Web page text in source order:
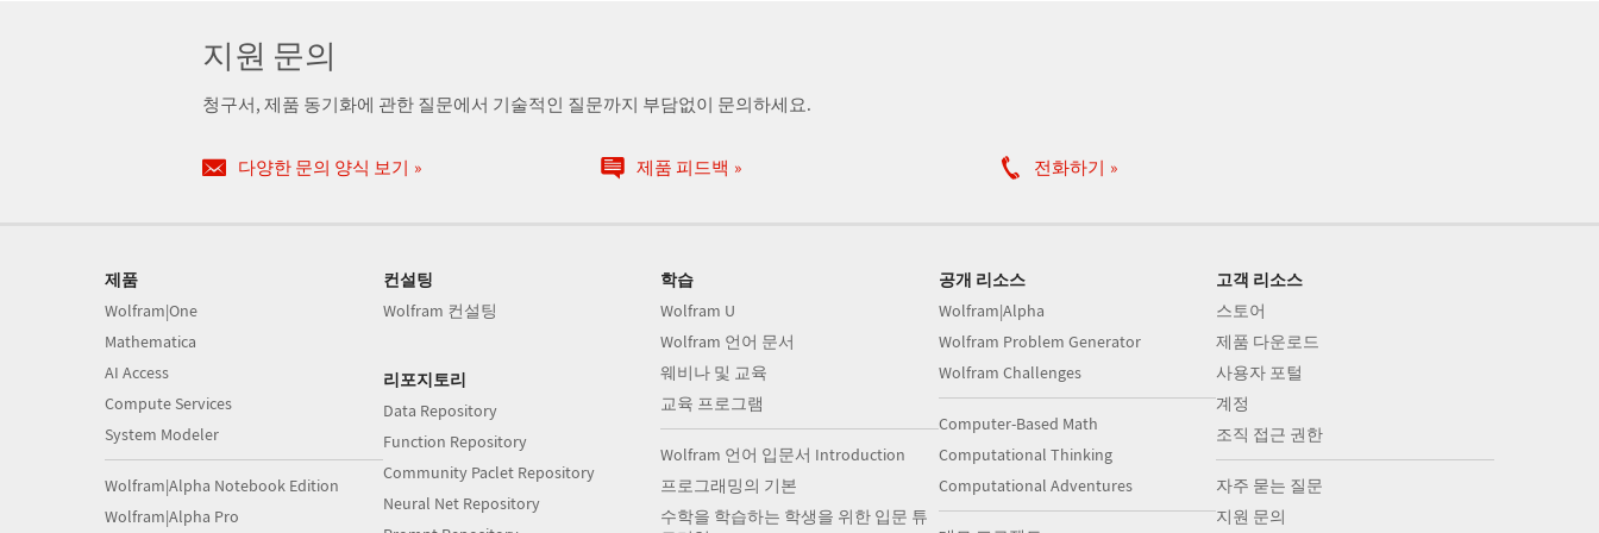
지원 문의
청구서, 제품 동기화에 관한 질문에서 기술적인 질문까지 부담없이 문의하세요.
다양한 문의 양식 보기 제품 피드백 전화하기
제품
Wolfram|One
Mathematica
AI Access
Compute Services
System Modeler
Wolfram|Alpha Notebook Edition
Wolfram|Alpha Pro
컨설팅
Wolfram 컨설팅
리포지토리
Data Repository
Function Repository
Community Paclet Repository
Neural Net Repository
학습
Wolfram U
Wolfram 언어 문서
웨비나 및 교육
교육 프로그램
Wolfram 언어 입문서 Introduction
프로그래밍의 기본
수학을 학습하는 학생을 위한 입문 튜
공개 리소스
Wolfram|Alpha
Wolfram Problem Generator
Wolfram Challenges
Computer-Based Math
Computational Thinking
Computational Adventures
고객 리소스
스토어
제품 다운로드
사용자 포털
계정
조직 접근 권한
자주 묻는 질문
지원 문의